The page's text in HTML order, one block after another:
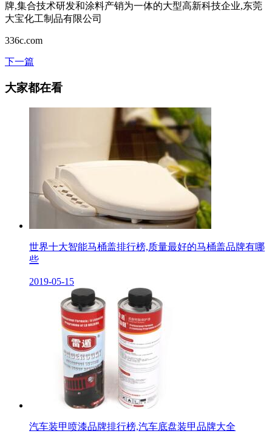
牌,集合技术研发和涂料产销为一体的大型高新科技企业,东莞
大宝化工制品有限公司
336c.com
下一篇
大家都在看
世界十大智能马桶盖排行榜,质量最好的马桶盖品牌有哪
些
2019-05-15
汽车装甲喷漆品牌排行榜,汽车底盘装甲品牌大全